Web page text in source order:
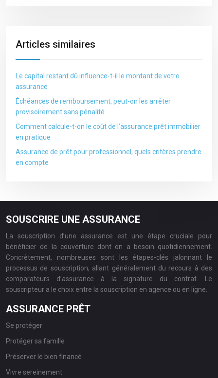
Articles similaires
Le capital restant dû influence-t-il le montant de votre
assurance
Échéances de remboursement, peut-on les arrêter
provisoirement sans pénalité
Comment calcule-t-on le coût de l’assurance prêt immobilier
en pratique
Assurance de prêt pour professionnel, quels critères prendre
en compte
SOUSCRIRE UNE ASSURANCE
La souscription d’une assurance est une étape cruciale pour
bénéficier de la couverture dont on a besoin quotidiennement.
Concrètement, nombreuses sont les étapes-clés jalonnant le
processus de souscription, allant généralement du recours à des
comparateurs d’assurance à la signature du contrat. Le
souscripteur a le choix entre la souscription en agence ou en ligne.
ASSURANCE PRÊT
Se protéger
Protéger sa famille
Préserver le bien financé
Vivre sereinement